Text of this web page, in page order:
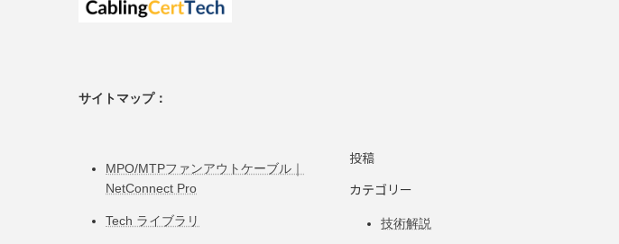
サイトマップ：
MPO/MTPファンアウトケーブル｜
NetConnect Pro
Tech ライブラリ
投稿
カテゴリー
技術解説